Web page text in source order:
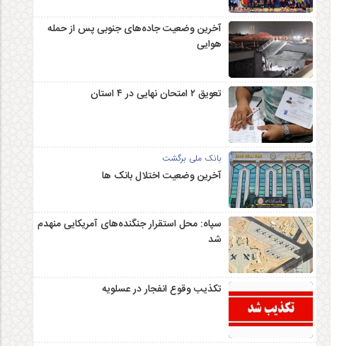
آخرین وضعیت جاده‌های جنوبی پس از حمله
هوایی
تعویق ۲ امتحان نهایی در ۴ استان
بانک ملی برگشت
آخرین وضعیت اختلال بانک ها
سپاه: محل استقرار جنگنده‌های آمریکایی منهدم
شد
تکذیب وقوع انفجار در عسلویه